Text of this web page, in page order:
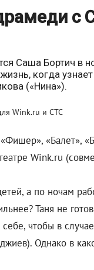
с
Саша Бортич в
когда
(«Нина»).
«Балет»,
Wink.ru
а по ночам
Таня не
чтобы в
Однако в